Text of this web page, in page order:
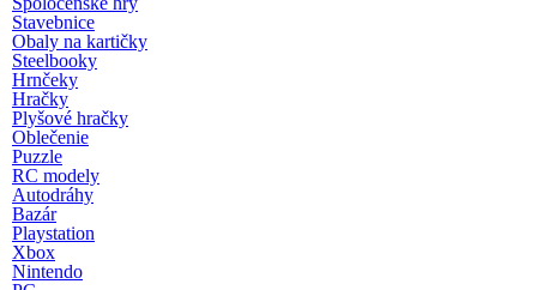
Stavebnice
Obaly na kartičky
Steelbooky
Hrnčeky
Hračky
Plyšové hračky
Oblečenie
Puzzle
RC modely
Autodráhy
Bazár
Playstation
Xbox
Nintendo